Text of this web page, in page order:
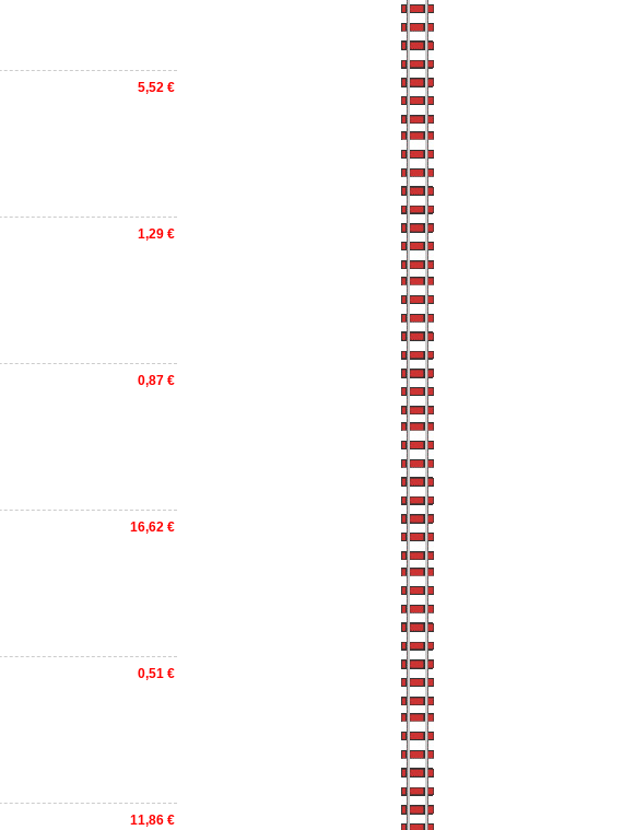
5,52 €
1,29 €
0,87 €
16,62 €
0,51 €
11,86 €